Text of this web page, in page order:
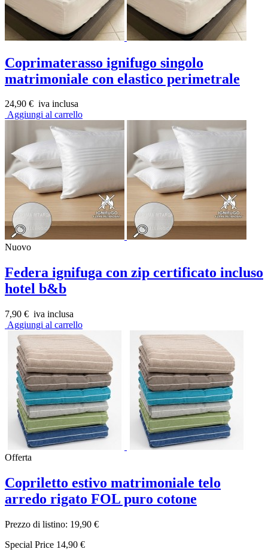
Coprimaterasso ignifugo singolo
matrimoniale con elastico perimetrale
24,90 € iva inclusa
Aggiungi al carrello
Nuovo
Federa ignifuga con zip certificato incluso
hotel b&b
7,90 € iva inclusa
Aggiungi al carrello
Offerta
Copriletto estivo matrimoniale telo
arredo rigato FOL puro cotone
Prezzo di listino: 19,90 €
Special Price 14,90 €